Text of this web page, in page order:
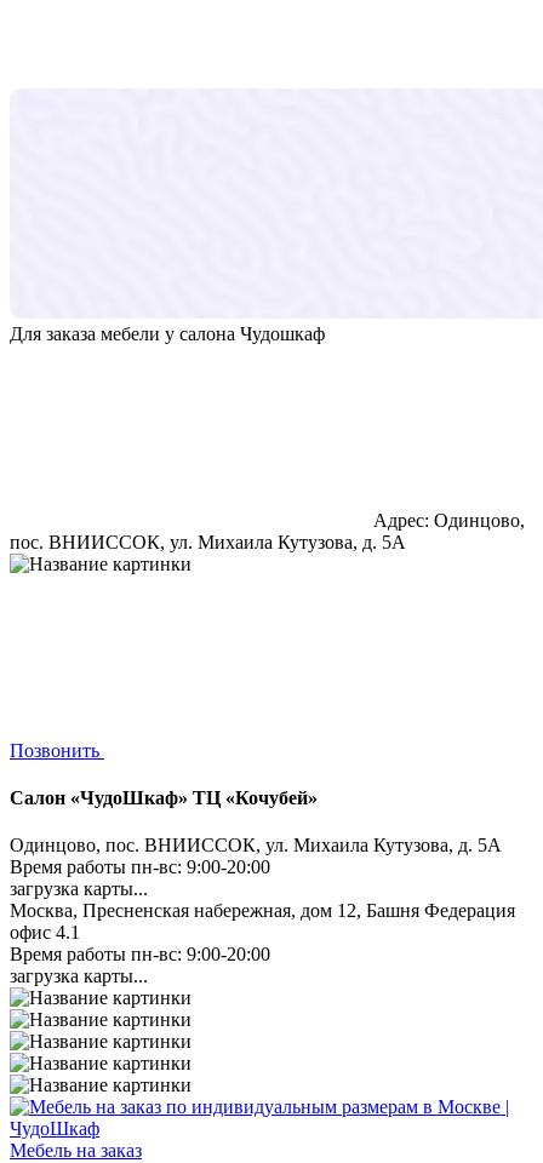
Для заказа мебели у салона Чудошкаф
Адрес: Одинцово,
пос. ВНИИССОК, ул. Михаила Кутузова, д. 5А
Позвонить
Салон «ЧудоШкаф» ТЦ «Кочубей»
Одинцово, пос. ВНИИССОК, ул. Михаила Кутузова, д. 5А
Время работы пн-вс: 9:00-20:00
загрузка карты...
Москва, Пресненская набережная, дом 12, Башня Федерация
офис 4.1
Время работы пн-вс: 9:00-20:00
загрузка карты...
Мебель на заказ